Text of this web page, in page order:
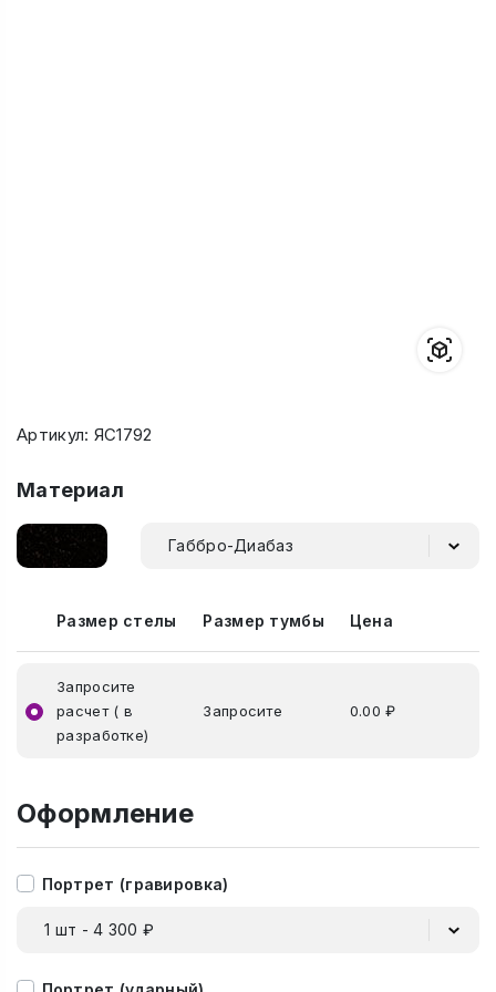
Артикул: ЯС1792
Материал
Габбро-Диабаз
Размер стелы Размер тумбы Цена
Запросите
расчет ( в
разработке)
Запросите 0.00 ₽
Оформление
Портрет (гравировка)
1 шт - 4 300 ₽